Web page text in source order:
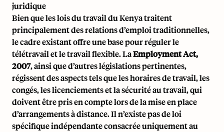
juridique
Bien que les lois du travail du Kenya traitent
principalement des relations d’emploi traditionnelles,
le cadre existant offre une base pour réguler le
télétravail et le travail flexible. LaEmployment Act,
2007, ainsi que d’autres législations pertinentes,
régissent des aspects tels que les horaires de travail, les
congés, les licenciements et la sécurité au travail, qui
doivent être pris en compte lors de la mise en place
d’arrangements à distance. Il n’existe pas de loi
spécifique indépendante consacrée uniquement au